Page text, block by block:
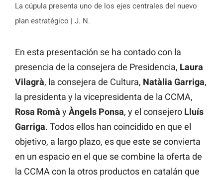
La cúpula presenta uno de los ejes centrales del nuevo
plan estratégico | J. N.
En esta presentación se ha contado con la
presencia de la consejera de Presidencia, Laura
Vilagrà, la consejera de Cultura, Natàlia Garriga,
la presidenta y la vicepresidenta de la CCMA,
Rosa Romà y Àngels Ponsa, y el consejero Lluís
Garriga. Todos ellos han coincidido en que el
objetivo, a largo plazo, es que este se convierta
en un espacio en el que se combine la oferta de
la CCMA con la otros productos en catalán que